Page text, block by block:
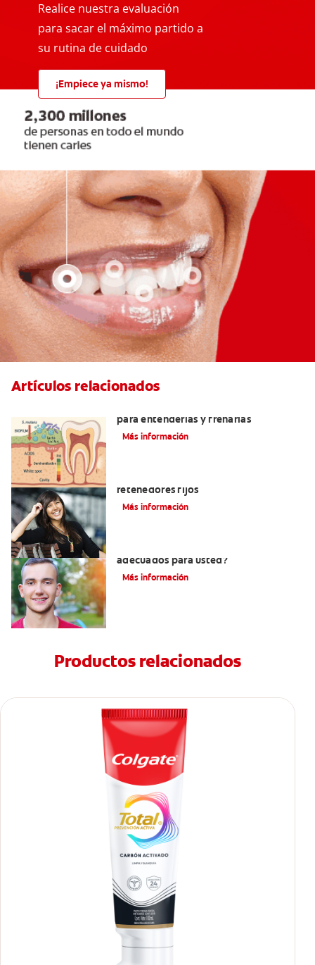
Realice nuestra evaluación
para sacar el máximo partido a
su rutina de cuidado
¡Empiece ya mismo!
Artículos relacionados
para entenderlas y frenarlas
Más información
retenedores fijos
Más información
adecuados para usted?
Más información
Productos relacionados